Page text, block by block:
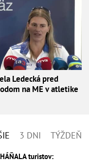
Ledecká pred
na ME v atletike
3 DNI TÝŽDEŇ
turistov: